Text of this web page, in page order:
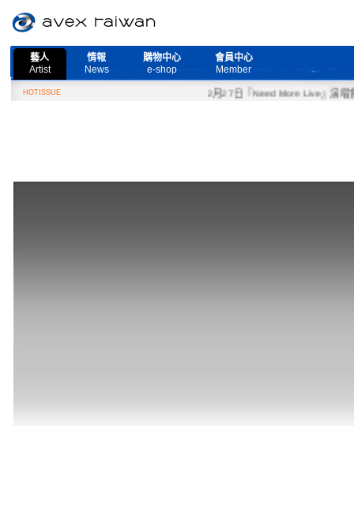
藝人
Artist
情報
News
購物中心
e-shop
會員中心
Member
HOTISSUE 2月27日『Need More Live』演唱會